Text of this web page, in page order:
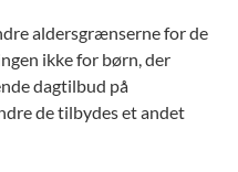
aldersgrænserne for de
ikke for børn, der
dagtilbud på
de tilbydes et andet